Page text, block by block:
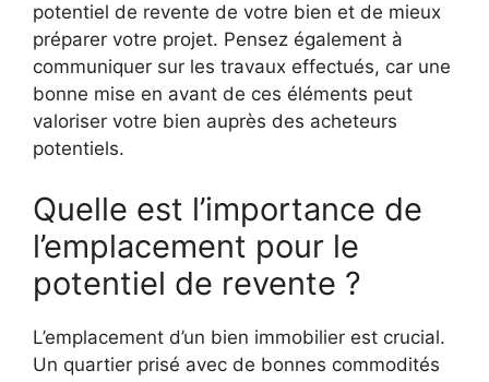
potentiel de revente de votre bien et de mieux
préparer votre projet. Pensez également à
communiquer sur les travaux effectués, car une
bonne mise en avant de ces éléments peut
valoriser votre bien auprès des acheteurs
potentiels.
Quelle est l’importance de
l’emplacement pour le
potentiel de revente ?
L’emplacement d’un bien immobilier est crucial.
Un quartier prisé avec de bonnes commodités